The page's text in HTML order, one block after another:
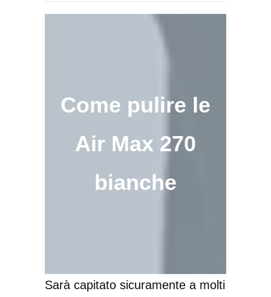
Come pulire le
Air Max 270
bianche
Sarà capitato sicuramente a molti